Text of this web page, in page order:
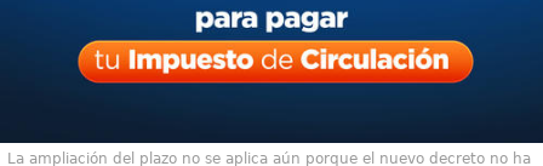
La ampliación del plazo no se aplica aún porque el nuevo decreto no ha